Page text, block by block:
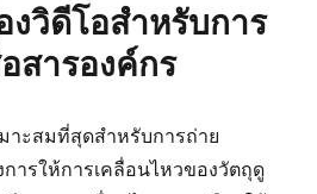
งวิดีโอสำหรับการ
สารองค์กร
าะสมที่สุดสำหรับการถ่าย
ารให้การเคลื่อนไหวของวัตถุดู